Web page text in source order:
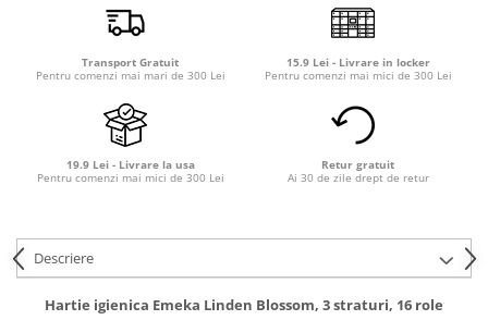
întreținere țesături
Odorizanți cameră
Transport Gratuit
Pentru comenzi mai mari de 300 Lei
15.9 Lei - Livrare in locker
Pentru comenzi mai mici de 300 Lei
19.9 Lei - Livrare la usa
Pentru comenzi mai mici de 300 Lei
Retur gratuit
Ai 30 de zile drept de retur
Descriere
Hartie igienica Emeka Linden Blossom, 3 straturi, 16 role